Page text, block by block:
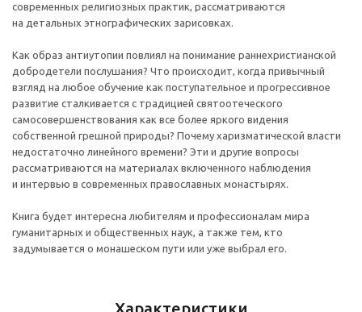
современных религиозных практик, рассматриваются
на детальных этнографических зарисовках.
Как образ антиутопии повлиял на понимание раннехристианской
добродетели послушания? Что происходит, когда привычный
взгляд на любое обучение как поступательное и прогрессивное
развитие сталкивается с традицией святоотеческого
cамосовершенствования как все более яркого видения
собственной грешной природы? Почему харизматической власти
недостаточно линейного времени? Эти и другие вопросы
рассматриваются на материалах включенного наблюдения
и интервью в современных православных монастырях.
Книга будет интересна любителям и профессионалам мира
гуманитарных и общественных наук, а также тем, кто
задумывается о монашеском пути или уже выбрал его.